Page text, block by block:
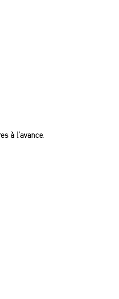
à l'avance.